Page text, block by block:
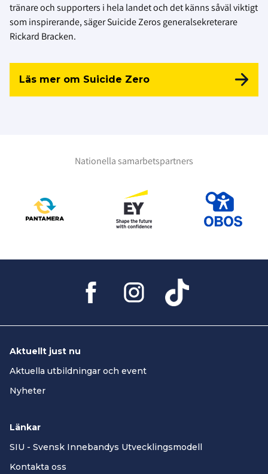
tränare och supporters i hela landet och det känns såväl viktigt
som inspirerande, säger Suicide Zeros generalsekreterare
Rickard Bracken.
Läs mer om Suicide Zero
Nationella samarbetspartners
Aktuellt just nu
Aktuella utbildningar och event
Nyheter
Länkar
SIU - Svensk Innebandys Utvecklingsmodell
Kontakta oss